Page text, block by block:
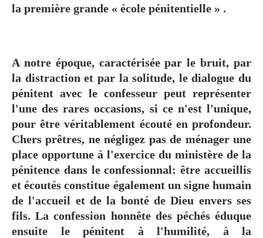
la première grande « école pénitentielle » .
A notre époque, caractérisée par le bruit, par
la distraction et par la solitude, le dialogue du
pénitent avec le confesseur peut représenter
l'une des rares occasions, si ce n'est l'unique,
pour être véritablement écouté en profondeur.
Chers prêtres, ne négligez pas de ménager une
place opportune à l'exercice du ministère de la
pénitence dans le confessionnal: être accueillis
et écoutés constitue également un signe humain
de l'accueil et de la bonté de Dieu envers ses
fils. La confession honnête des péchés éduque
ensuite le pénitent à l'humilité, à la